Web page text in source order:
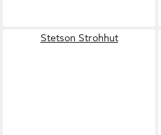
Stetson Strohhut